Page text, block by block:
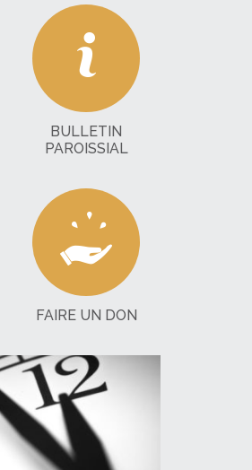
BULLETIN
PAROISSIAL
FAIRE UN DON